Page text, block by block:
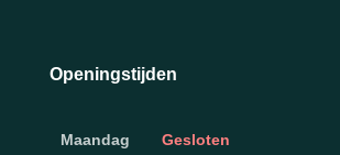
Openingstijden
Maandag Gesloten